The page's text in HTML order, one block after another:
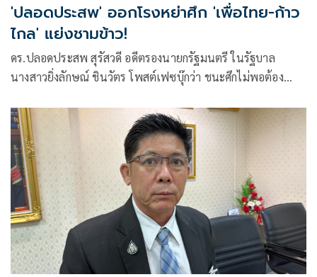
'ปลอดประสพ' ออกโรงหย่าศึก 'เพื่อไทย-ก้าว
ไกล' แย่งชามข้าว!
ดร.ปลอดประสพ สุรัสวดี อดีตรองนายกรัฐมนตรี ในรัฐบาล
นางสาวยิ่งลักษณ์ ชินวัตร โพสต์เฟซบุ๊กว่า ชนะศึกไม่พอต้อง